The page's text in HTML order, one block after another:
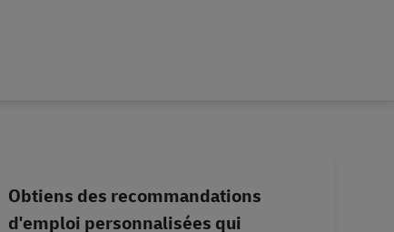
Obtiens des recommandations
d'emploi personnalisées qui